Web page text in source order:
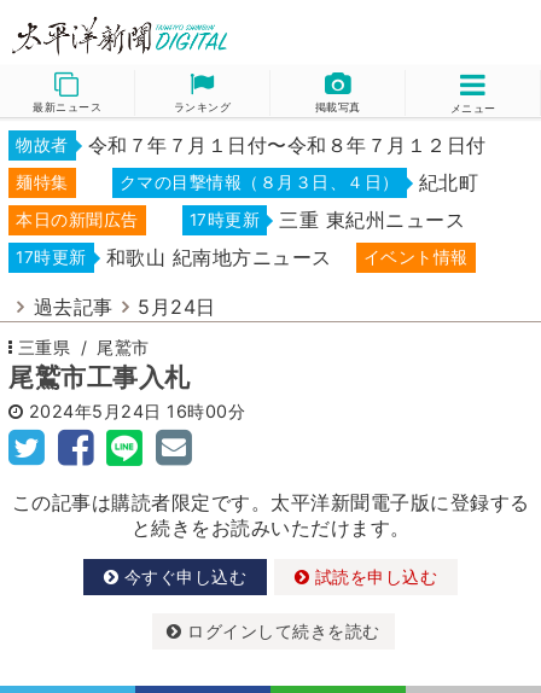
最新ニュース ランキング 掲載写真 メニュー
物故者 令和７年７月１日付〜令和８年７月１２日付
麺特集 クマの目撃情報（８月３日、４日） 紀北町
本日の新聞広告 17時更新 三重 東紀州ニュース
17時更新 和歌山 紀南地方ニュース イベント情報
過去記事 5月24日
三重県 尾鷲市
尾鷲市工事入札
2024年5月24日 16時00分
この記事は購読者限定です。太平洋新聞電子版に登録する
と続きをお読みいただけます。
今すぐ申し込む 試読を申し込む
ログインして続きを読む